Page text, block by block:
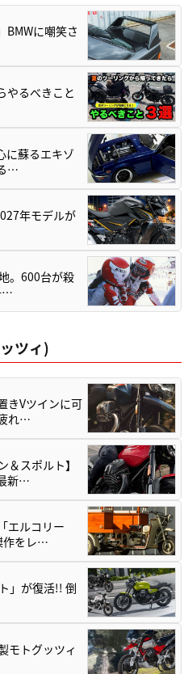
BMWに嘲笑さ
やるべきこと
に蘇るエキゾ
…
年モデルが
。600台が殺
…
ツィ)
きVツインに可
れ…
＆スポルト】
新…
エルコリー
作をレ…
」が復活!! 倒
モトグッツィ